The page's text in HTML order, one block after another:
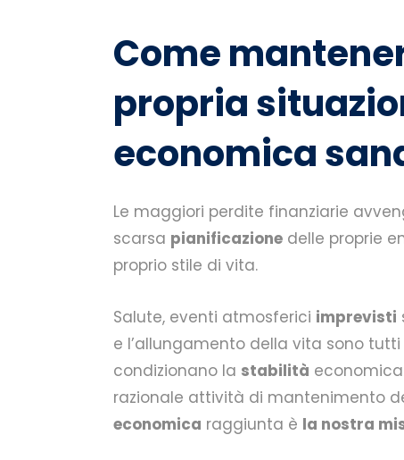
Come
propria
economica
Le maggiori perdite finanziarie
scarsa pianificazione delle proprie
proprio stile di vita.
Salute, eventi atmosferici imprevisti
e l’allungamento della vita sono
condizionano la stabilità
razionale attività di mantenimento
economica raggiunta è la nostra